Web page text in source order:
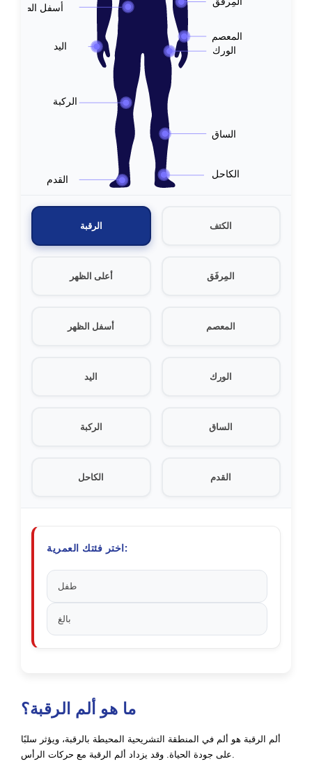
الورك
الكاحل
الركبة
اليد
القدم
أسفل الظهر
الساق
المعصم
الرقبة الكتف
أعلى الظهر المِرفَق
أسفل الظهر المعصم
اليد الورك
الركبة الساق
الكاحل القدم
اختر فئتك العمرية:
طفل
بالغ
ما هو ألم الرقبة؟
ألم الرقبة هو ألم في المنطقة التشريحية المحيطة بالرقبة، ويؤثر سلبًا
على جودة الحياة. وقد يزداد ألم الرقبة مع حركات الرأس.